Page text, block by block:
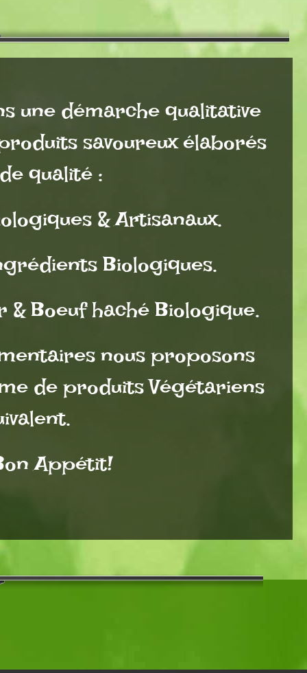
une démarche qualitative
savoureux élaborés
qualité :
& Artisanaux.
Biologiques.
Boeuf haché Biologique.
nous proposons
de produits Végétariens
Appétit!